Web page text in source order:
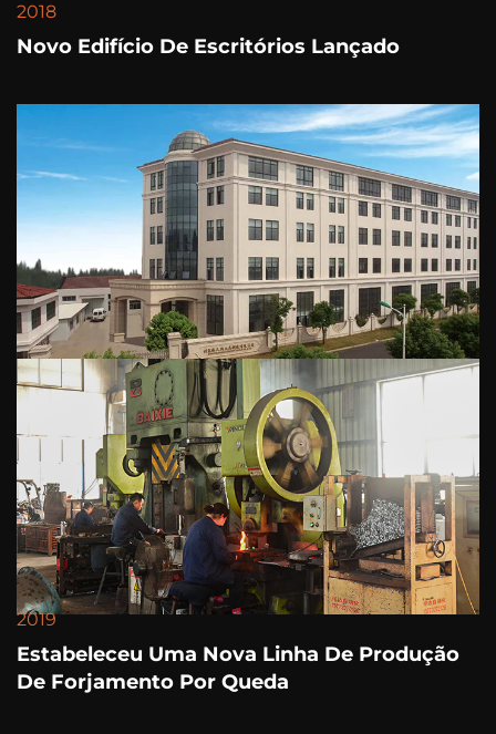
2018
Novo Edifício De Escritórios Lançado
2019
Estabeleceu Uma Nova Linha De Produção
De Forjamento Por Queda